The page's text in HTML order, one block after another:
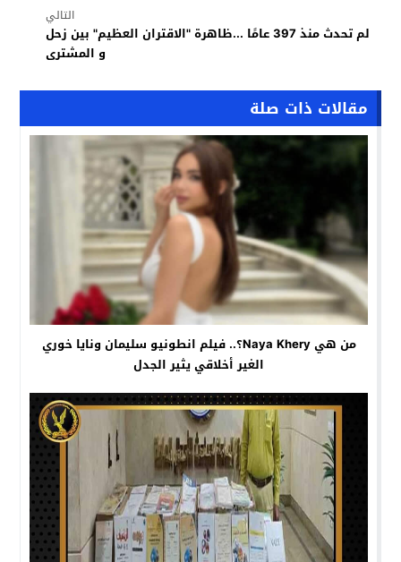
التالي
لم تحدث منذ 397 عامًا ...ظاهرة "الاقتران العظيم" بين زحل
و المشترى
مقالات ذات صلة
من هي Naya Khery؟.. فيلم انطونيو سليمان ونايا خوري
الغير أخلاقي يثير الجدل